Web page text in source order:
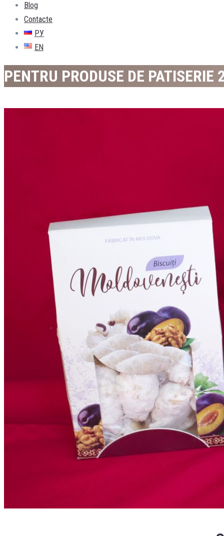
Blog
Contacte
РУ
EN
PENTRU PRODUSE DE PATISERIE